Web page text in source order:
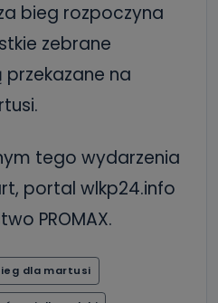
bieg rozpoczyna
zebrane
na
tego wydarzenia
portal wlkp24.info
PROMAX.
dla martusi